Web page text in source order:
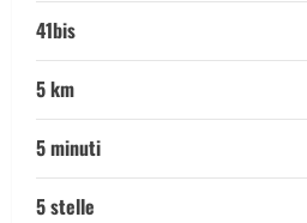
41bis
5 km
5 minuti
5 stelle